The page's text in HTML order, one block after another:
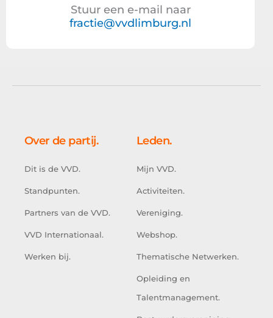
Stuur een e-mail naar
fractie@vvdlimburg.nl
Over de partij.
Dit is de VVD.
Standpunten.
Partners van de VVD.
VVD Internationaal.
Werken bij.
Leden.
Mijn VVD.
Activiteiten.
Vereniging.
Webshop.
Thematische Netwerken.
Opleiding en
Talentmanagement.